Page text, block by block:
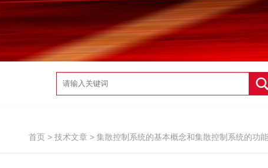
首页 > 技术文章 > 集散控制系统的基本概念和集散控制系统的功能